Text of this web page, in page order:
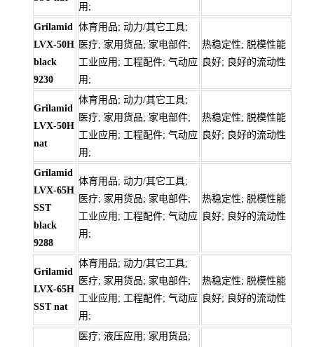
用;
Grilamid
LVX-50H
black
9230
体育用品; 动力/其它工具;
医疗; 家用货品; 家电部件;
工业应用; 工程配件; 气动应
用;
热稳定性; 脱模性能
良好; 良好的流动性
Grilamid
LVX-50H
nat
体育用品; 动力/其它工具;
医疗; 家用货品; 家电部件;
工业应用; 工程配件; 气动应
用;
热稳定性; 脱模性能
良好; 良好的流动性
Grilamid
LVX-65H
SST
black
9288
体育用品; 动力/其它工具;
医疗; 家用货品; 家电部件;
工业应用; 工程配件; 气动应
用;
热稳定性; 脱模性能
良好; 良好的流动性
Grilamid
LVX-65H
SST nat
体育用品; 动力/其它工具;
医疗; 家用货品; 家电部件;
工业应用; 工程配件; 气动应
用;
热稳定性; 脱模性能
良好; 良好的流动性
医疗; 液压应用; 家用货品;